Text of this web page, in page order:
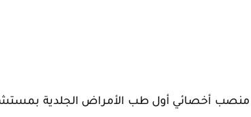
منصب أخصائي أول طب الأمراض الجلدية